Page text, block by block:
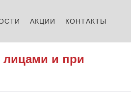
АКЦИИ КОНТАКТЫ
лицами и при